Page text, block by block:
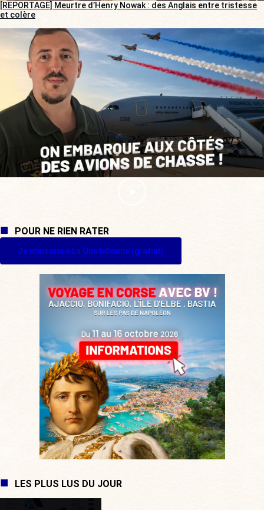
[REPORTAGE] Meurtre d’Henry Nowak : des Anglais entre tristesse
et colère
POUR NE RIEN RATER
Je m'inscris à La Quotidienne (gratuit)
LES PLUS LUS DU JOUR